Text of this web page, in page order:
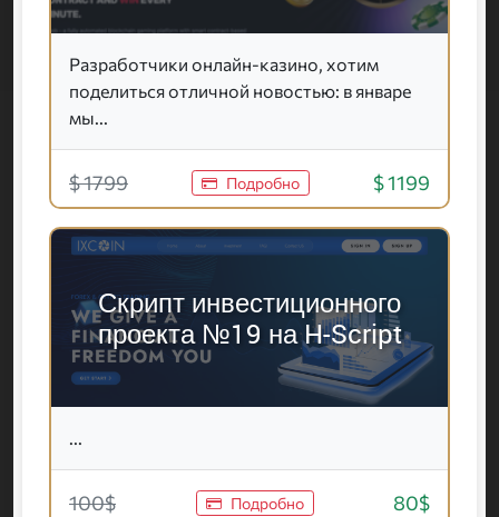
Разработчики онлайн-казино, хотим
поделиться отличной новостью: в январе
мы...
$ 1799 Подробно $ 1199
Скрипт инвестиционного
проекта №19 на H-Script
...
100$ Подробно 80$